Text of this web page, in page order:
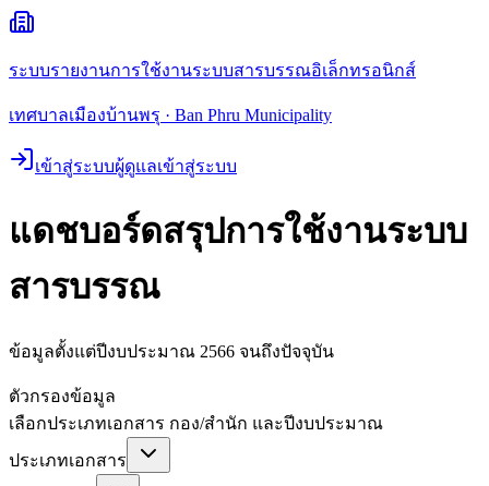
ระบบรายงานการใช้งานระบบสารบรรณอิเล็กทรอนิกส์
เทศบาลเมืองบ้านพรุ · Ban Phru Municipality
เข้าสู่ระบบผู้ดูแลเข้าสู่ระบบ
แดชบอร์ดสรุปการใช้งานระบบ
สารบรรณ
ข้อมูลตั้งแต่ปีงบประมาณ 2566 จนถึงปัจจุบัน
ตัวกรองข้อมูล
เลือกประเภทเอกสาร กอง/สำนัก และปีงบประมาณ
ประเภทเอกสาร